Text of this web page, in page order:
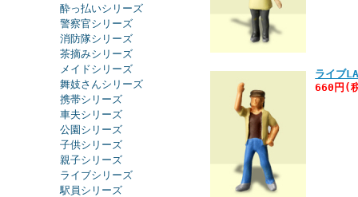
酔っ払いシリーズ
警察官シリーズ
消防隊シリーズ
茶摘みシリーズ
メイドシリーズ
舞妓さんシリーズ
携帯シリーズ
車夫シリーズ
公園シリーズ
子供シリーズ
親子シリーズ
ライブシリーズ
駅員シリーズ
ライブ
660円(